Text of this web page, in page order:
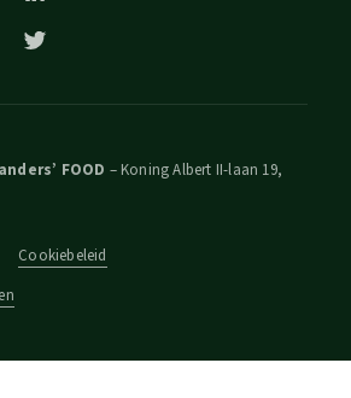
FOOD – Koning Albert II-laan 19,
Cookiebeleid